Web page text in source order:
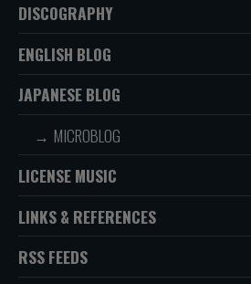
DISCOGRAPHY
ENGLISH BLOG
JAPANESE BLOG
MICROBLOG
LICENSE MUSIC
LINKS & REFERENCES
RSS FEEDS